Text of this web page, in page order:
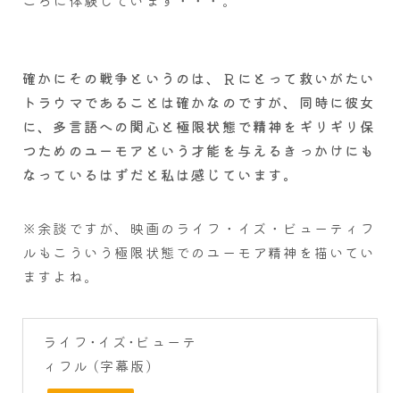
確かにその戦争というのは、Ｒにとって救いがたい
トラウマであることは確かなのですが、同時に彼女
に、多言語への関心と極限状態で精神をギリギリ保
つためのユーモアという才能を与えるきっかけにも
なっているはずだと私は感じています。
※余談ですが、映画のライフ・イズ・ビューティフ
ルもこういう極限状態でのユーモア精神を描いてい
ますよね。
ライフ･イズ･ビューテ
ィフル (字幕版)